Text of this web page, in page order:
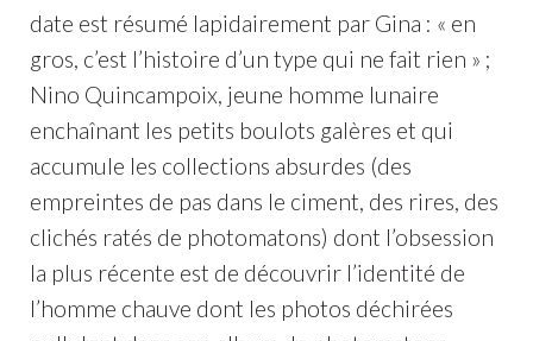
date est résumé lapidairement par Gina : « en
gros, c’est l’histoire d’un type qui ne fait rien » ;
Nino Quincampoix, jeune homme lunaire
enchaînant les petits boulots galères et qui
accumule les collections absurdes (des
empreintes de pas dans le ciment, des rires, des
clichés ratés de photomatons) dont l’obsession
la plus récente est de découvrir l’identité de
l’homme chauve dont les photos déchirées